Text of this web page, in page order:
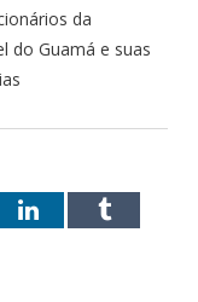
da
do Guamá e suas
LinkedInTumblr